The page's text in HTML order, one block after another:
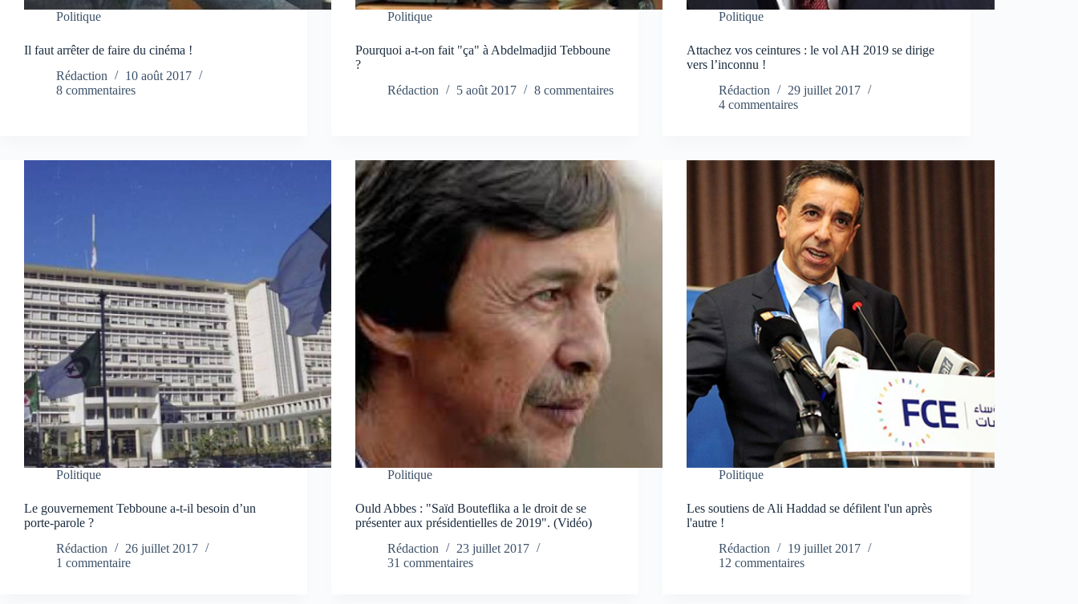
Politique
Il faut arrêter de faire du cinéma !
Rédaction
10 août 2017
8 commentaires
Politique
Pourquoi a-t-on fait "ça" à Abdelmadjid Tebboune
?
Rédaction
5 août 2017 8 commentaires
Politique
Attachez vos ceintures : le vol AH 2019 se dirige
vers l’inconnu !
Rédaction
29 juillet 2017
4 commentaires
Politique
Le gouvernement Tebboune a-t-il besoin d’un
porte-parole ?
Rédaction
26 juillet 2017
1 commentaire
Politique
Ould Abbes : "Saïd Bouteflika a le droit de se
présenter aux présidentielles de 2019". (Vidéo)
Rédaction
23 juillet 2017
31 commentaires
Politique
Les soutiens de Ali Haddad se défilent l'un après
l'autre !
Rédaction
19 juillet 2017
12 commentaires